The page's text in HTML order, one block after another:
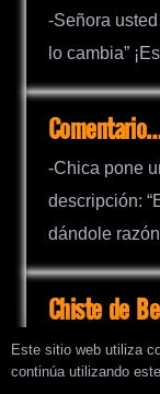
-Señora
lo cambia”
-Chica pone
descripción:
dándole
Chiste de
En clase. La
tono de
Este sitio web utiliza
continúa utilizando